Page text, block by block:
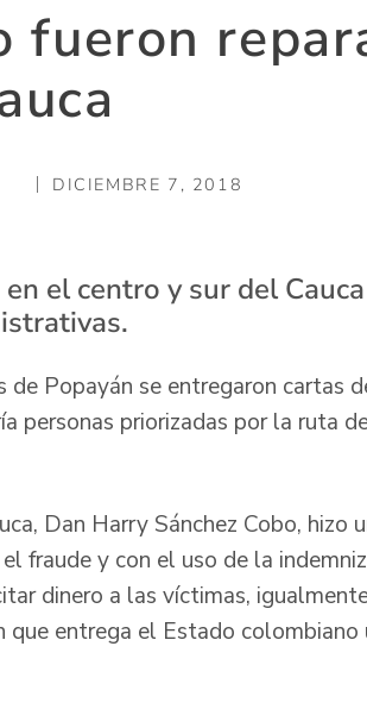
DICIEMBRE 7, 2018
el centro y sur del
Popayán se entregaron cartas
personas priorizadas por la ruta
Dan Harry Sánchez Cobo, hizo
fraude y con el uso de la
dinero a las víctimas,
entrega el Estado colombiano